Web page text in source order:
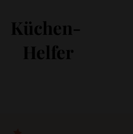
Küchen-
Helfer